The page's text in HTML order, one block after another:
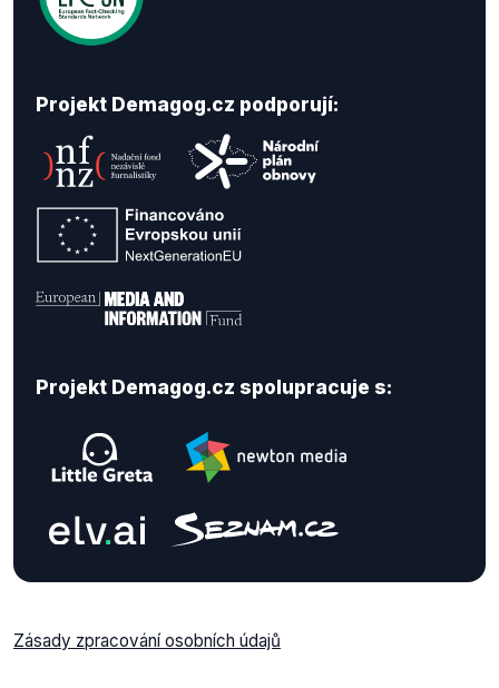
Projekt Demagog.cz podporují:
Projekt Demagog.cz spolupracuje s:
Zásady zpracování osobních údajů